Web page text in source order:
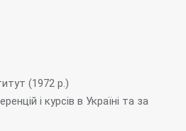
(1972 р.)
і курсів в Україні та за